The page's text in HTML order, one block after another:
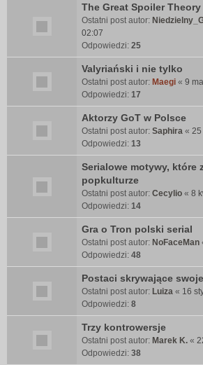
The Great Spoiler Theory
Ostatni post autor:
02:07
Odpowiedzi: 25
Valyriański i nie tylko
Ostatni post autor: Maegi « 9
Odpowiedzi: 17
Aktorzy GoT w Polsce
Ostatni post autor: Saphira « 25
Odpowiedzi: 13
Serialowe motywy, które
popkulturze
Ostatni post autor: Cecylio « 8
Odpowiedzi: 14
Gra o Tron polski serial
Ostatni post autor: NoFaceMan
Odpowiedzi: 48
Postaci skrywające
Ostatni post autor: Luiza « 16
Odpowiedzi: 8
Trzy kontrowersje
Ostatni post autor: Marek K. «
Odpowiedzi: 38